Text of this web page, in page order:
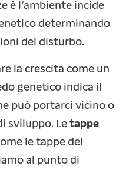
è l’ambiente incide
determinando
del disturbo.
la crescita come un
genetico indica il
può portarci vicino o
sviluppo. Le tappe
le tappe del
al punto di